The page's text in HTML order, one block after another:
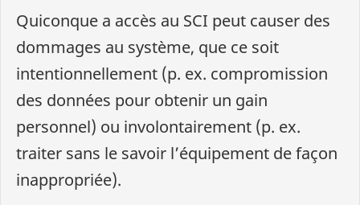
Quiconque a accès au SCI peut causer des
dommages au système, que ce soit
intentionnellement (p. ex. compromission
des données pour obtenir un gain
personnel) ou involontairement (p. ex.
traiter sans le savoir l’équipement de façon
inappropriée).